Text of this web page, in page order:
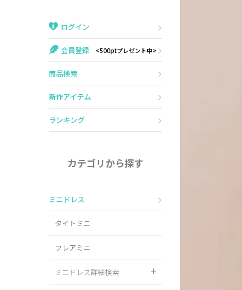
GLAMOROUS
ログイン
会員登録 <500ptプレゼント中>
商品検索
新作アイテム
ランキング
カテゴリから探す
ミニドレス
タイトミニ
フレアミニ
ミニドレス詳細検索